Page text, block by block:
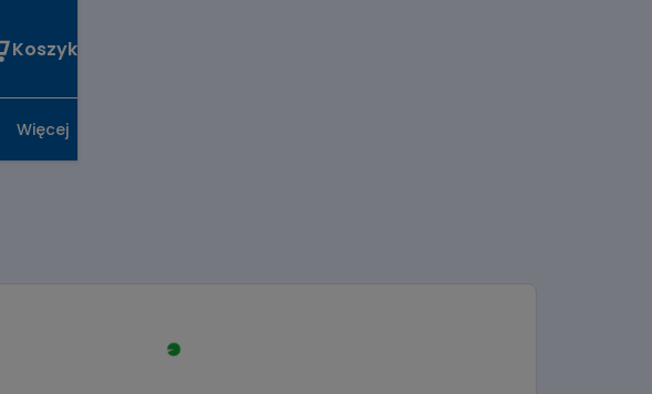
Koszyk
Więcej